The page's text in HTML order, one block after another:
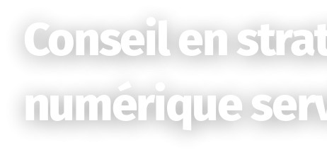
Conseil en
numérique